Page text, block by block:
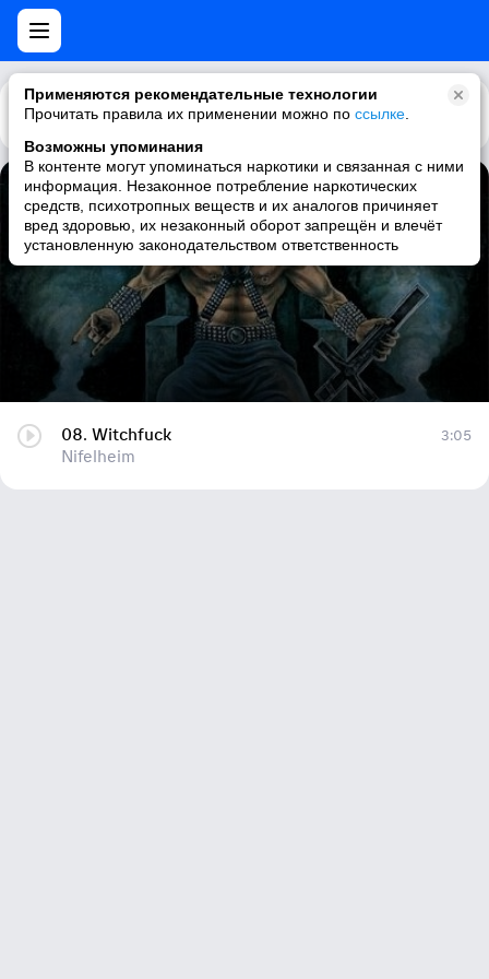
Применяются рекомендательные технологии
Прочитать правила их применении можно по ссылке
Возможны упоминания
В контенте могут упоминаться наркотики и связанная с ними
информация. Незаконное потребление наркотических
средств, психотропных веществ и их аналогов причиняет
вред здоровью, их незаконный оборот запрещён и влечёт
установленную законодательством ответственность
Каталог Рекомендации
08. Witchfuck
Nifelheim
08. Witchfuck
Nifelheim
3:05